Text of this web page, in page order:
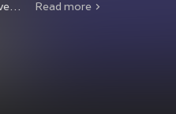
Songkran“Rangsan Panyaruen是一位泰国歌手和YouTuber，与Muzik Move签约。 在赢得《泰国之声》第二季之前，泼水节曾在晚上卖肉丸、教古典吉他和演奏音乐。 Read more